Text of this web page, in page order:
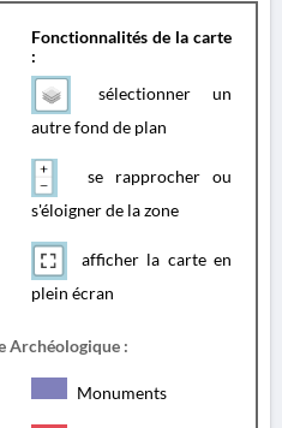
Fonctionnalités de la carte
:
sélectionner un
autre fond de plan
se rapprocher ou
s'éloigner de la zone
afficher la carte en
plein écran
Archéologique :
Monuments